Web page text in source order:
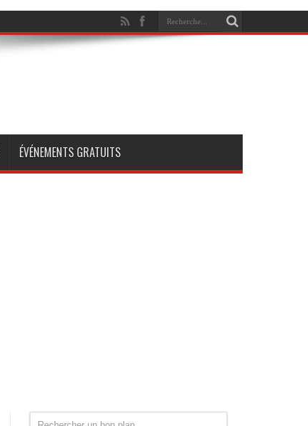
ÉVÉNEMENTS GRATUITS